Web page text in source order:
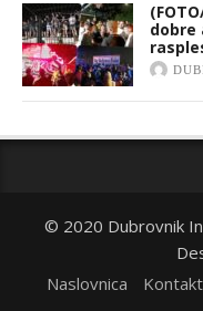
dobre
© 2020 Dubrovnik
Naslovnica
Kontakt